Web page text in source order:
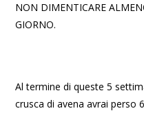
NON DIMENTICARE
GIORNO.
Al termine di queste 5
crusca di avena avrai perso